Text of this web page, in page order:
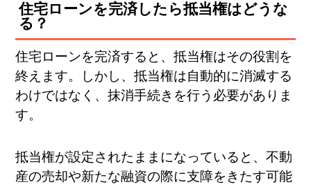
住宅ローンを完済したら抵当権はどうな
る？
住宅ローンを完済すると、抵当権はその役割を
終えます。しかし、抵当権は自動的に消滅する
わけではなく、抹消手続きを行う必要がありま
す。
抵当権が設定されたままになっていると、不動
産の売却や新たな融資の際に支障をきたす可能